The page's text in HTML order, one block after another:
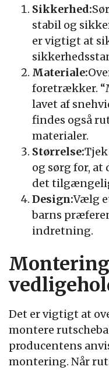
Sikkerhed:
stabil og
er vigtigt at
Materiale:
foretrækker.
lavet af
findes også
materialer.
Størrelse:
og sørg for, at
det
Design:Vælg
barns
indretning.
Det er vigtigt at
montere
producentens
montering. Når